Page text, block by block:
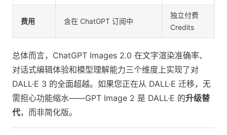
费用 含在 ChatGPT 订阅中
独立付费
Credits
总体而言，ChatGPT Images 2.0 在文字渲染准确率、
对话式编辑体验和模型理解能力三个维度上实现了对
DALL·E 3 的全面超越。如果您正在从 DALL·E 迁移，无
需担心功能缩水——GPT Image 2 是 DALL·E 的升级替
代，而非简化版。